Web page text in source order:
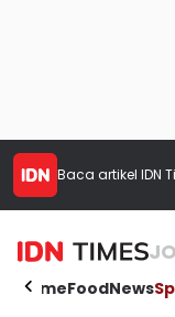
Baca artikel IDN
HomeFoodNews